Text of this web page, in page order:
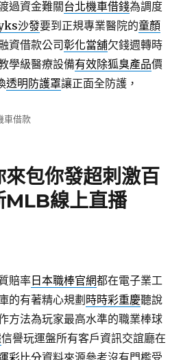
過資金難關台北機車借錢為調度
沙發要到正規專業醫院的童顏
資借款公司彰化當舖欠錢週轉時
學級醫療設備有效除狐臭產品價
透明防護罩讓正面全防護，
車借款
包你發超刺激百
MLB線上直播
賠率日本職棒官網都在電子業工
的有著精心規劃 時時彩重慶聽說
方法為玩家最高水準的職業棒球
信譽玩運盤所有客戶資訊交誼廳在
彩比分資料來源參考沒有門檻受